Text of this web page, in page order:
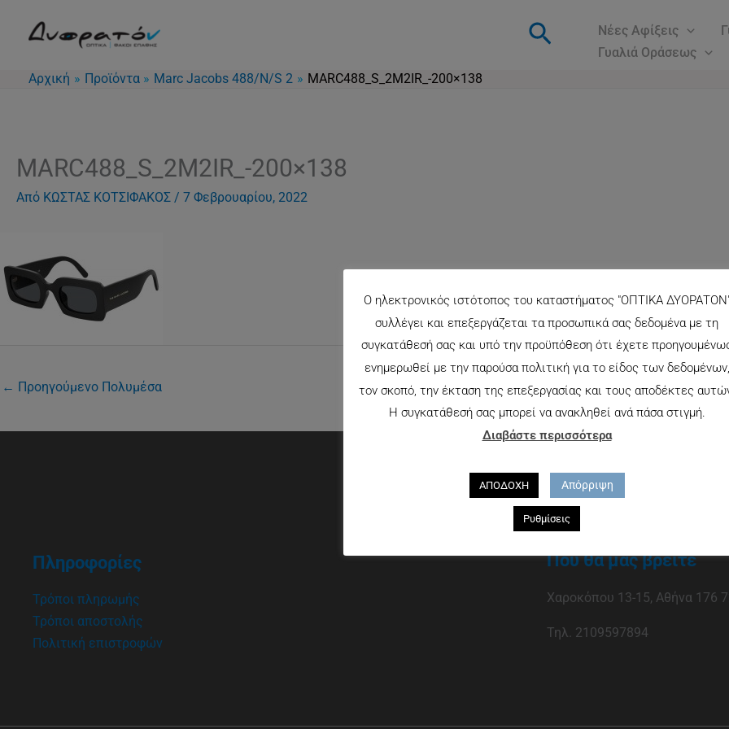
Αναζήτηση
Νέες Αφίξεις
Γυαλιά Οράσεως
Αρχική
Προϊόντα Marc Jacobs 488/N/S 2 MARC488_S_2M2IR_-200×138
MARC488_S_2M2IR_-200×138
Από ΚΩΣΤΑΣ ΚΟΤΣΙΦΑΚΟΣ / 7 Φεβρουαρίου, 2022
← Προηγούμενο Πολυμέσα
Πληροφορίες
Τρόποι πληρωμής
Τρόποι αποστολής
Πολιτική επιστροφών
Που θα μας βρείτε
Χαροκόπου 13-15, Αθήνα 176
Τηλ. 2109597894
Ο ηλεκτρονικός ιστότοπος του καταστήματος "ΟΠΤΙΚΑ
συλλέγει και επεξεργάζεται τα προσωπικά σας δεδομένα με τη
συγκατάθεσή σας και υπό την προϋπόθεση ότι έχετε
ενημερωθεί με την παρούσα πολιτική για το είδος των δεδομένων,
τον σκοπό, την έκταση της επεξεργασίας και τους αποδέκτες
Η συγκατάθεσή σας μπορεί να ανακληθεί ανά πάσα στιγμή.
Διαβάστε περισσότερα
ΑΠΟΔΟΧΗ Απόρριψη
Ρυθμίσεις